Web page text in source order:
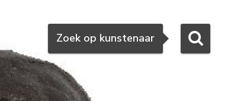
Zoeken
Zoek op kunstenaar